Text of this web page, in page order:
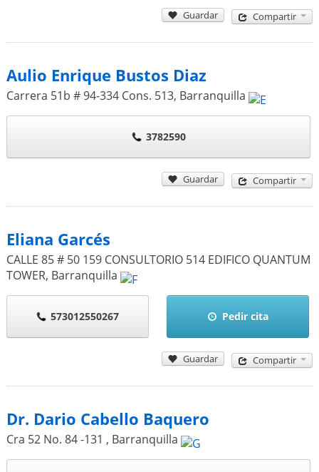
Guardar Compartir
Aulio Enrique Bustos Diaz
Carrera 51b # 94-334 Cons. 513, Barranquilla
3782590
Guardar Compartir
Eliana Garcés
CALLE 85 # 50 159 CONSULTORIO 514 EDIFICO QUANTUM
TOWER, Barranquilla
573012550267 Pedir cita
Guardar Compartir
Dr. Dario Cabello Baquero
Cra 52 No. 84 -131 , Barranquilla